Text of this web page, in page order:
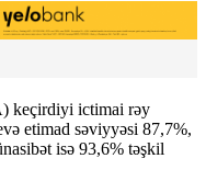
keçirdiyi ictimai rəy
etimad səviyyəsi 87,7%,
isə 93,6% təşkil